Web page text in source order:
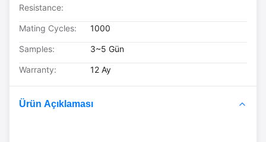
Resistance:
Mating Cycles: 1000
Samples: 3~5 Gün
Warranty: 12 Ay
Ürün Açıklaması